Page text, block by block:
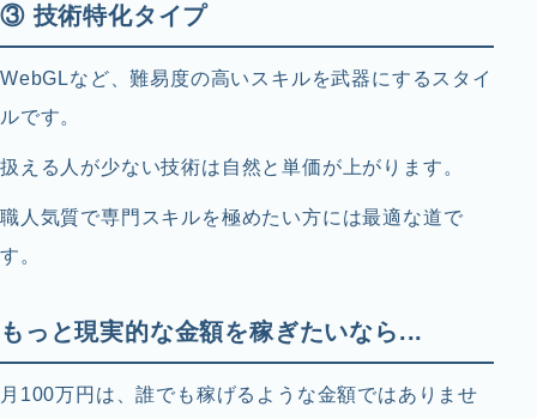
③ 技術特化タイプ
WebGLなど、難易度の高いスキルを武器にするスタイ
ルです。
扱える人が少ない技術は自然と単価が上がります。
職人気質で専門スキルを極めたい方には最適な道で
す。
もっと現実的な金額を稼ぎたいなら...
月100万円は、誰でも稼げるような金額ではありませ